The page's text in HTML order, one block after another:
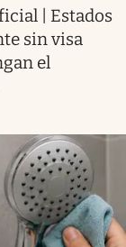
| Estados
sin visa
el